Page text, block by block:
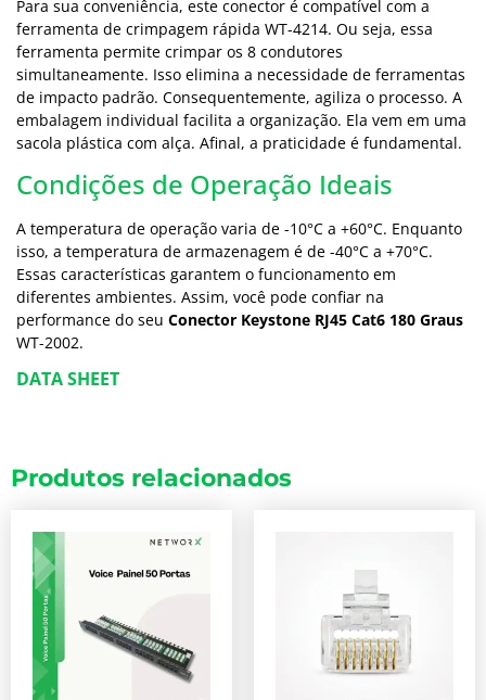
Para sua conveniência, este conector é compatível com a
ferramenta de crimpagem rápida WT-4214. Ou seja, essa
ferramenta permite crimpar os 8 condutores
simultaneamente. Isso elimina a necessidade de ferramentas
de impacto padrão. Consequentemente, agiliza o processo. A
embalagem individual facilita a organização. Ela vem em uma
sacola plástica com alça. Afinal, a praticidade é fundamental.
Condições de Operação Ideais
A temperatura de operação varia de -10°C a +60°C. Enquanto
isso, a temperatura de armazenagem é de -40°C a +70°C.
Essas características garantem o funcionamento em
diferentes ambientes. Assim, você pode confiar na
performance do seu Conector Keystone RJ45 Cat6 180 Graus
WT-2002.
DATA SHEET
Produtos relacionados